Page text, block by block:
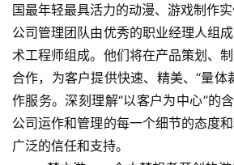
戏
业
界
手
国最年轻最具活力的动漫、游戏制作实
公司管理团队由优秀的职业经理人组
术工程师组成。他们将在产品策划、
合作，为客户提供快速、精美、“量体
作服务。深刻理解“以客户为中心”的
公司运作和管理的每一个细节的态度
广泛的信任和支持。